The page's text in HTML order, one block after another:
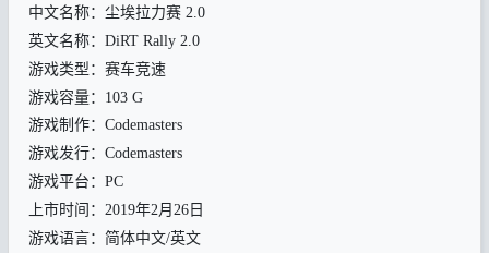
中文名称：尘埃拉力赛 2.0
英文名称：DiRT Rally 2.0
游戏类型：赛车竞速
游戏容量：103 G
游戏制作：Codemasters
游戏发行：Codemasters
游戏平台：PC
上市时间：2019年2月26日
游戏语言：简体中文/英文